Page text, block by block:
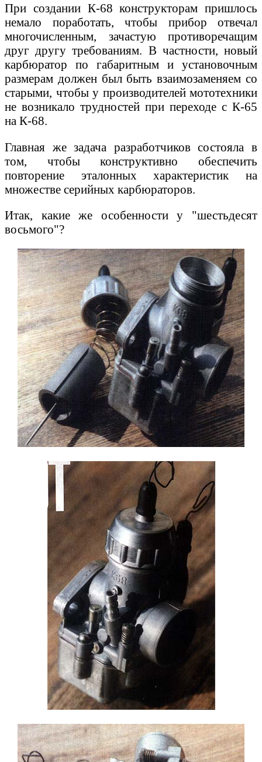
При создании К-68 конструкторам пришлось
немало поработать, чтобы прибор отвечал
многочисленным, зачастую противоречащим
друг другу требованиям. В частности, новый
карбюратор по габаритным и установочным
размерам должен был быть взаимозаменяем со
старыми, чтобы у производителей мототехники
не возникало трудностей при переходе с К-65
на К-68.
Главная же задача разработчиков состояла в
том, чтобы конструктивно обеспечить
повторение эталонных характеристик на
множестве серийных карбюраторов.
Итак, какие же особенности у "шестьдесят
восьмого"?